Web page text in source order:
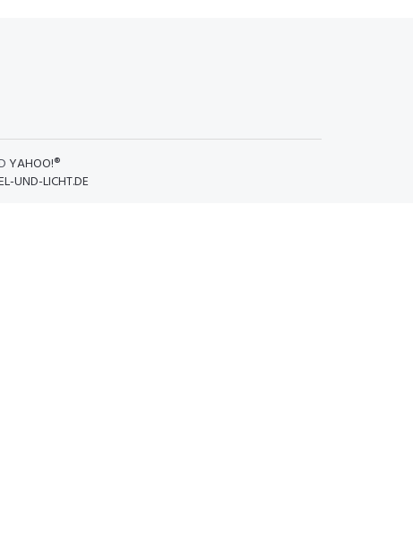
YAHOO!®
UND-LICHT.DE